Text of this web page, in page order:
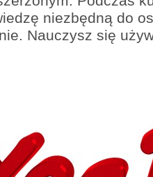
niezbędną do
Nauczysz się